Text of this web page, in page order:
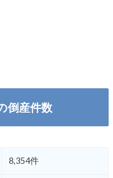
倒産件数
8,354件